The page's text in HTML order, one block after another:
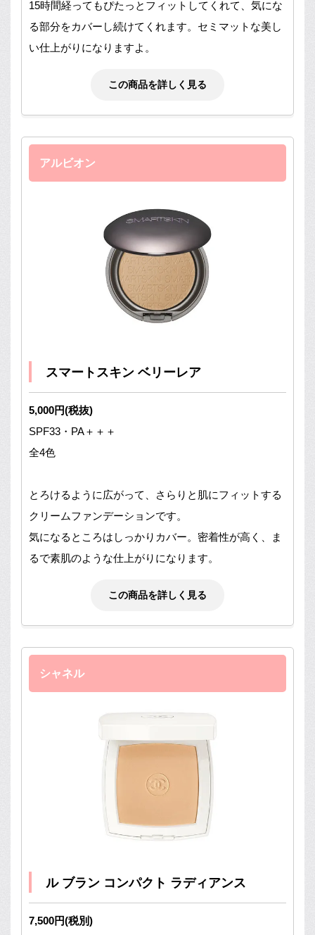
15時間経ってもぴたっとフィットしてくれて、気にな
る部分をカバーし続けてくれます。セミマットな美し
い仕上がりになりますよ。
この商品を詳しく見る
アルビオン
スマートスキン ベリーレア
5,000円(税抜)
SPF33・PA＋＋＋
全4色
とろけるように広がって、さらりと肌にフィットする
クリームファンデーションです。
気になるところはしっかりカバー。密着性が高く、ま
るで素肌のような仕上がりになります。
この商品を詳しく見る
シャネル
ル ブラン コンパクト ラディアンス
7,500円(税別)